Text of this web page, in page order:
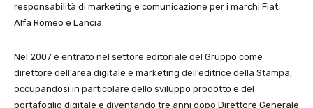
responsabilità di marketing e comunicazione per i marchi Fiat,
Alfa Romeo e Lancia.
Nel 2007 è entrato nel settore editoriale del Gruppo come
direttore dell’area digitale e marketing dell’editrice della Stampa,
occupandosi in particolare dello sviluppo prodotto e del
portafoglio digitale e diventando tre anni dopo Direttore Generale